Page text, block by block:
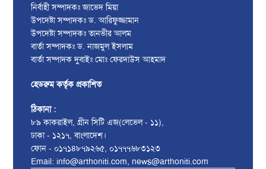
নির্বাহী সম্পাদকঃ জাভেদ মিয়া
উপদেষ্টা সম্পাদকঃ ড. আরিফুজ্জামান
উপদেষ্টা সম্পাদকঃ তানভীর আলম
বার্তা সম্পাদকঃ ড. নাজমুল ইসলাম
বার্তা সম্পাদক দুবাইঃ মোঃ ফেরদাউস আহমাদ
হেডরুম কর্তৃক প্রকাশিত
ঠিকানা :
৮৯ কাকরাইল, গ্রীন সিটি এজ(লেভেল - ১১),
ঢাকা - ১২১৭, বাংলাদেশ।
ফোন - ০১৭১৪৮৭৯২৬৫, ০১৭৭৭৬৮৩১২৩
Email: info@arthoniti.com, news@arthoniti.com